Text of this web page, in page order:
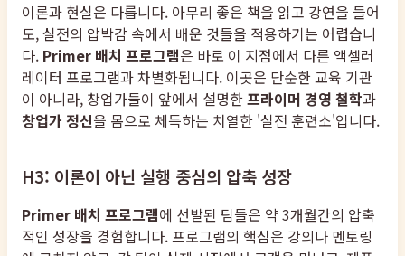
이론과 현실은 다릅니다. 아무리 좋은 책을 읽고 강연을 들어
도, 실전의 압박감 속에서 배운 것들을 적용하기는 어렵습니
다. Primer 배치 프로그램은 바로 이 지점에서 다른 액셀러
레이터 프로그램과 차별화됩니다. 이곳은 단순한 교육 기관
이 아니라, 창업가들이 앞에서 설명한프라이머 경영 철학과
창업가 정신을 몸으로 체득하는 치열한 '실전 훈련소'입니다.
H3: 이론이 아닌 실행 중심의 압축 성장
Primer 배치 프로그램에 선발된 팀들은 약 3개월간의 압축
적인 성장을 경험합니다. 프로그램의 핵심은 강의나 멘토링